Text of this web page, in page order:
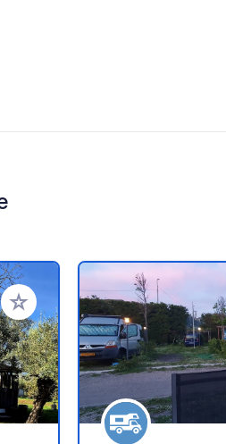
Aggiungi ai tuoi preferiti